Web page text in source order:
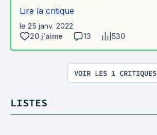
Lire la critique
le 25 janv. 2022
20 j'aime
13 530
VOIR LES 1 CRITIQUES
LISTES